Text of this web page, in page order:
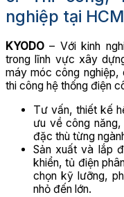
nghiệp tại HCM
KYODO – Với kinh
trong lĩnh vực xây
máy móc công nghiệp,
thi công hệ thống điện
Tư vấn, thiết kế
ưu về công
đặc thù từng
Sản xuất và lắp
khiển, tủ điện
chọn kỹ lưỡng,
nhỏ đến lớn.